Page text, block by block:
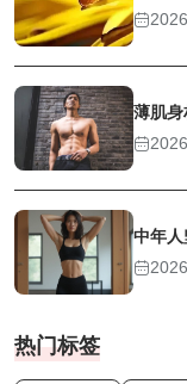
薄肌
中年
热门标签